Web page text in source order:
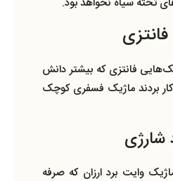
فانتزی که بیشتر دانش
بردند ماژیک فسفری کوچک
شارژی
وایت برد ارزان که صرفه